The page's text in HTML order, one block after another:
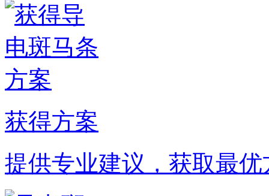
获得方案
提供专业建议，获取最优